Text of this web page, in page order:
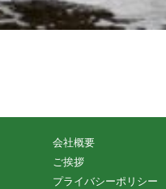
会社概要
ご挨拶
プライバシーポリシー